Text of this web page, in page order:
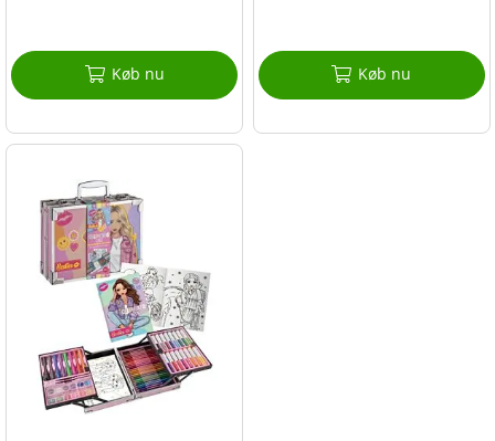
Køb nu Køb nu